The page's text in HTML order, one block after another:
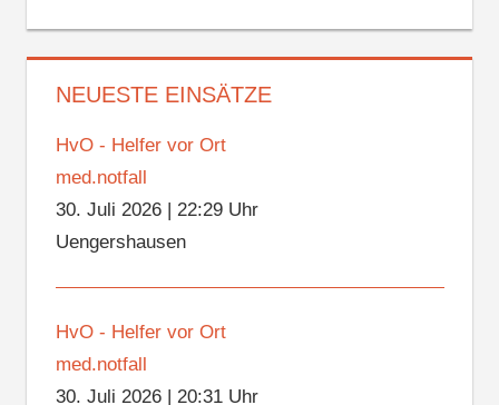
NEUESTE EINSÄTZE
HvO - Helfer vor Ort
med.notfall
30. Juli 2026| 22:29 Uhr
Uengershausen
HvO - Helfer vor Ort
med.notfall
30. Juli 2026| 20:31 Uhr